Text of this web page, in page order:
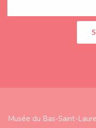
Musée du Bas-Saint-